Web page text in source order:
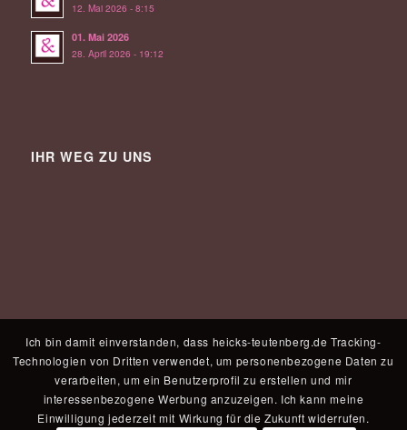
12. Mai 2026 - 8:15
01. Mai 2026
28. April 2026 - 19:12
IHR WEG ZU UNS
Ich bin damit einverstanden, dass heicks-teutenberg.de Tracking-
Technologien von Dritten verwendet, um personenbezogene Daten zu
verarbeiten, um ein Benutzerprofil zu erstellen und mir
interessenbezogene Werbung anzuzeigen. Ich kann meine
Einwilligung jederzeit mit Wirkung für die Zukunft widerrufen.